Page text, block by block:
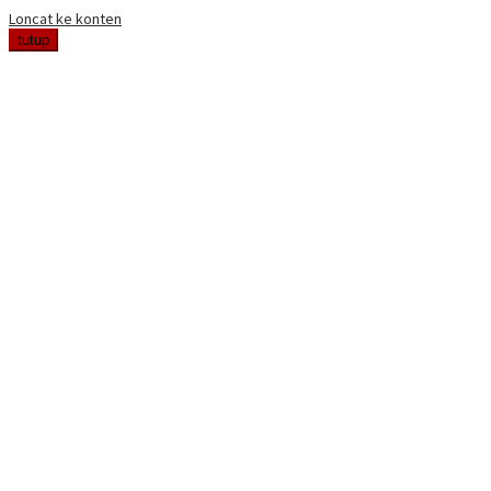
Loncat ke konten
tutup